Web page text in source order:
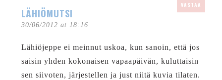
LÄHIÖMUTSI
30/06/2012 at 18:16
VASTAA
Lähiöjeppe ei meinnut uskoa, kun sanoin, että jos
saisin yhden kokonaisen vapaapäivän, kuluttaisin
sen siivoten, järjestellen ja just niitä kuvia tilaten.